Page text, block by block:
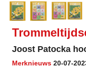
Joost Patocka
Merknieuws 20-07-